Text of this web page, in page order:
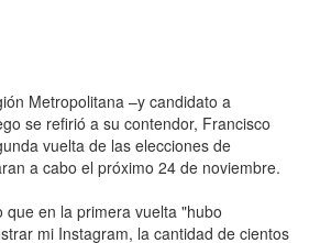
Metropolitana –y candidato a
se refirió a su contendor, Francisco
vuelta de las elecciones de
a cabo el próximo 24 de noviembre.
que en la primera vuelta "hubo
mi Instagram, la cantidad de cientos